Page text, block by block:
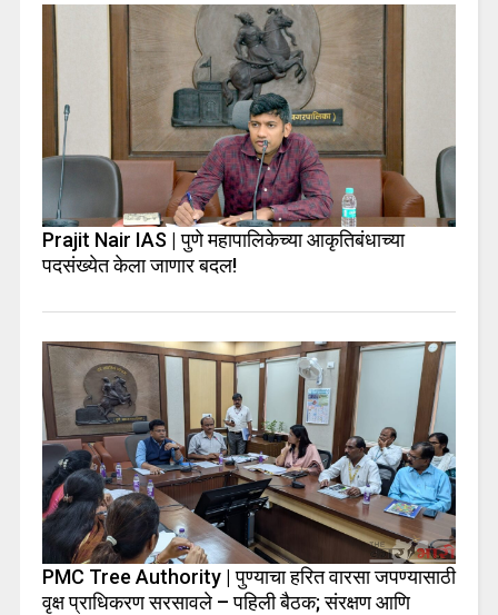
Prajit Nair IAS | पुणे महापालिकेच्या आकृतिबंधाच्या
पदसंख्येत केला जाणार बदल!
PMC Tree Authority | पुण्याचा हरित वारसा जपण्यासाठी
वृक्ष प्राधिकरण सरसावले – पहिली बैठक; संरक्षण आणि